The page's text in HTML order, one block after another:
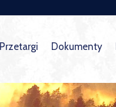
Przetargi Dokumenty